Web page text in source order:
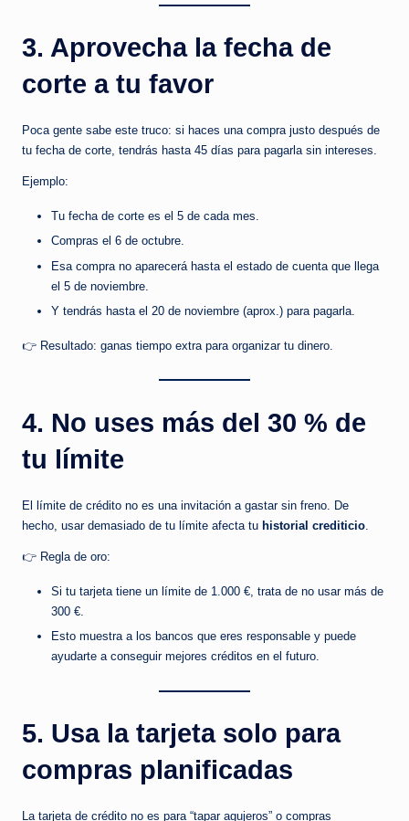
3. Aprovecha la fecha de
corte a tu favor
Poca gente sabe este truco: si haces una compra justo después de
tu fecha de corte, tendrás hasta 45 días para pagarla sin intereses.
Ejemplo:
Tu fecha de corte es el 5 de cada mes.
Compras el 6 de octubre.
Esa compra no aparecerá hasta el estado de cuenta que llega
el 5 de noviembre.
Y tendrás hasta el 20 de noviembre (aprox.) para pagarla.
👉 Resultado: ganas tiempo extra para organizar tu dinero.
4. No uses más del 30 % de
tu límite
El límite de crédito no es una invitación a gastar sin freno. De
hecho, usar demasiado de tu límite afecta tu historial crediticio
👉 Regla de oro:
Si tu tarjeta tiene un límite de 1.000 €, trata de no usar más de
300 €.
Esto muestra a los bancos que eres responsable y puede
ayudarte a conseguir mejores créditos en el futuro.
5. Usa la tarjeta solo para
compras planificadas
La tarjeta de crédito no es para “tapar agujeros” o compras